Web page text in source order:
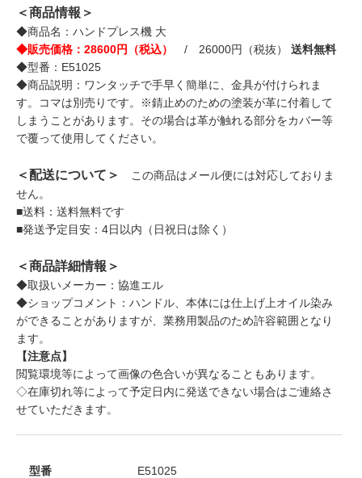
＜商品情報＞
◆商品名：ハンドプレス機 大
◆販売価格：28600円（税込）
/ 26000円（税抜） 送料無料
◆型番：E51025
◆商品説明：ワンタッチで手早く簡単に、金具が付けられま
す。コマは別売りです。※錆止めのための塗装が革に付着して
しまうことがあります。その場合は革が触れる部分をカバー等
で覆って使用してください。
＜配送について＞
この商品はメール便には対応しておりま
せん。
■送料：送料無料です
■発送予定目安：4日以内（日祝日は除く）
＜商品詳細情報＞
◆取扱いメーカー：協進エル
◆ショップコメント：ハンドル、本体には仕上げ上オイル染み
ができることがありますが、業務用製品のため許容範囲となり
ます。
【注意点】
閲覧環境等によって画像の色合いが異なることもあります。
◇在庫切れ等によって予定日内に発送できない場合はご連絡さ
せていただきます。
型番 E51025